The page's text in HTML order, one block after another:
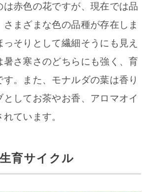
は赤色の花ですが、現在では品
まざまな色の品種が存在しま
そりとして繊細そうにも見え
暑さ寒さのどちらにも強く、育
す。また、モナルダの葉は香り
としてお茶やお香、アロマオイ
ています。
育サイクル